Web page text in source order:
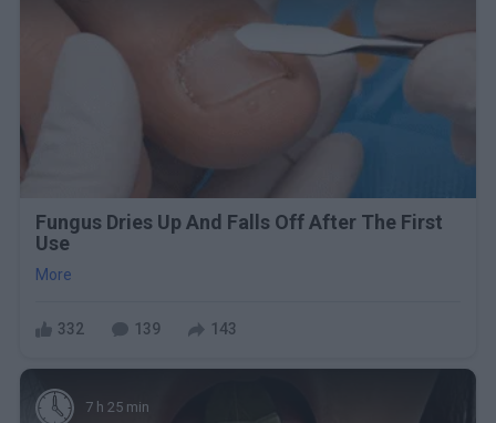
Fungus Dries Up And Falls Off After The First
Use
More
332 139 143
7 h 25 min